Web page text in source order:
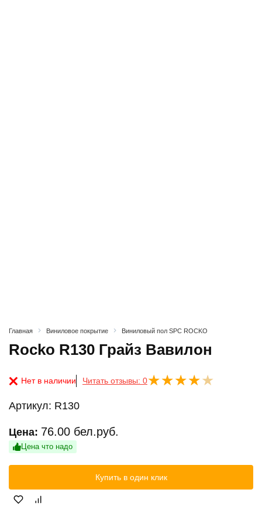
Главная Виниловое покрытие Виниловый пол SPC ROCKO
Rocko R130 Грайз Вавилон
Нет в наличии Читать отзывы: 0
Артикул: R130
Цена: 76.00 бел.руб.
Цена что надо
Купить в один клик